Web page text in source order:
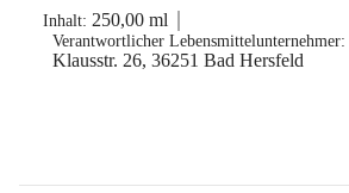
Inhalt: 250,00 ml
Verantwortlicher Lebensmittelunternehmer:
Klausstr. 26, 36251 Bad Hersfeld